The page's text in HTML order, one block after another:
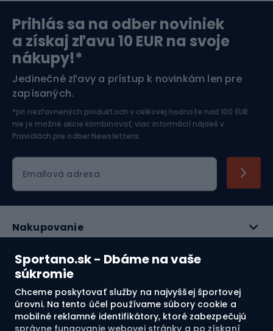
Sportano.sk - Dbáme na vaše
súkromie
Chceme poskytovať služby na najvyššej športovej
úrovni. Na tento účel používame súbory cookie a
mobilné reklamné identifikátory, ktoré zabezpečujú
správne fungovanie webovej stránky a po získaní
Orientačný beh
Lyžovanie
Športová elektronika
Jazdectvo
Prihlás sa na odber noviniek
a získaj zľavu 10 EUR na svoje
nákupy!*
Jedinečné zľavy a prístup k novinkám len pre
zapísaných.
*pri nezľavnených produktoch v celkovej hodnote nad 100 EUR
nie je možné akcie kombinovať, viac informácií nájdeš v
Pravidlách pre odber Newslettera.
Emailová adresa
Nakupovanie
Služby zákazníkom
Právne informácie
O nás